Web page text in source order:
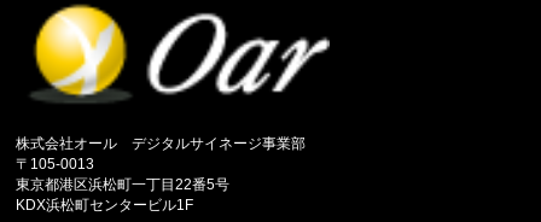
株式会社オール デジタルサイネージ事業部
〒105-0013
東京都港区浜松町一丁目22番5号
KDX浜松町センタービル1F